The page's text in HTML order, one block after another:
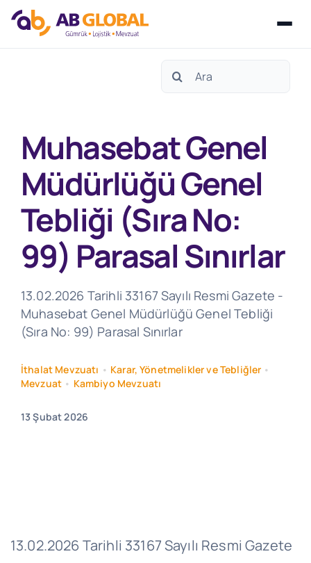
Search
Muhasebat Genel
Müdürlüğü Genel
Tebliği (Sıra No:
99) Parasal Sınırlar
13.02.2026 Tarihli 33167 Sayılı Resmi Gazete -
Muhasebat Genel Müdürlüğü Genel Tebliği
(Sıra No: 99) Parasal Sınırlar
İthalat Mevzuatı • Karar, Yönetmelikler ve Tebliğler •
Mevzuat • Kambiyo Mevzuatı
13 Şubat 2026
13.02.2026 Tarihli 33167 Sayılı Resmi Gazete